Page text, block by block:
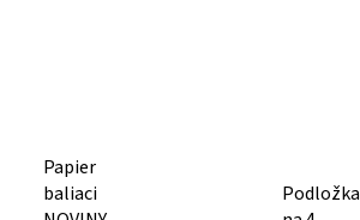
Papier
baliaci
Podložka